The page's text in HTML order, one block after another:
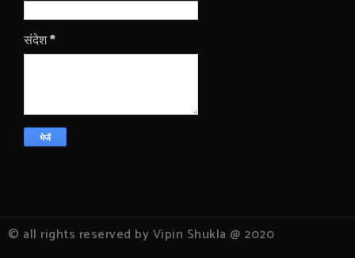
संदेश*
© all rights reserved by Vipin Shukla @ 2020